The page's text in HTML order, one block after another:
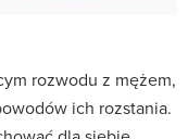
rozwodu z mężem,
ich rozstania.